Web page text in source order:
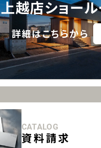
上越店ショー
詳細はこちらから
CATALOG
資料請求